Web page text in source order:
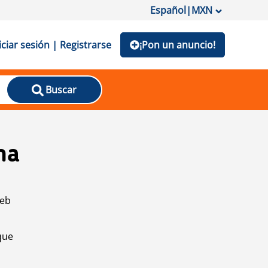
Español|MXN
sesión | Registrarse ¡Pon un anuncio!
Buscar